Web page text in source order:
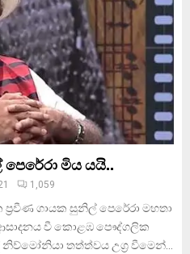
මිය යයි..
1,059
ගායක සුනිල් පෙරේරා මහතා
වී කොළඹ පෞද්ගලික
තත්ත්වය උග‍්‍ර වීමෙන්...